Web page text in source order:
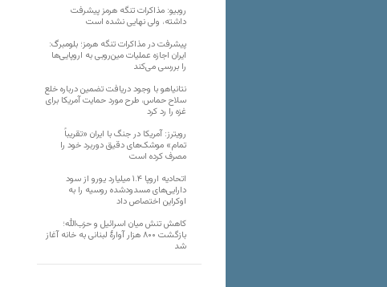
روبیو: مذاکرات تنگه هرمز پیشرفت
داشته، ولی نهایی نشده است
پیشرفت در مذاکرات تنگه هرمز؛ بلومبرگ:
ایران اجازه عملیات مین‌روبی به اروپایی‌ها
را بررسی می‌کند
نتانیاهو با وجود دریافت تضمین درباره خلع
سلاح حماس، طرح مورد حمایت آمریکا برای
غزه را رد کرد
رویترز: آمریکا در جنگ با ایران «تقریباً
تمام» موشک‌های دقیق دوربرد خود را
مصرف کرده است
اتحادیه اروپا ۱.۴ میلیارد یورو از سود
دارایی‌های مسدودشده روسیه را به
اوکراین ‏اختصاص داد
کاهش تنش میان اسرائیل و حزب‌الله؛
بازگشت ۸۰۰ هزار آوارۀ لبنانی به خانه‌ آغاز
شد